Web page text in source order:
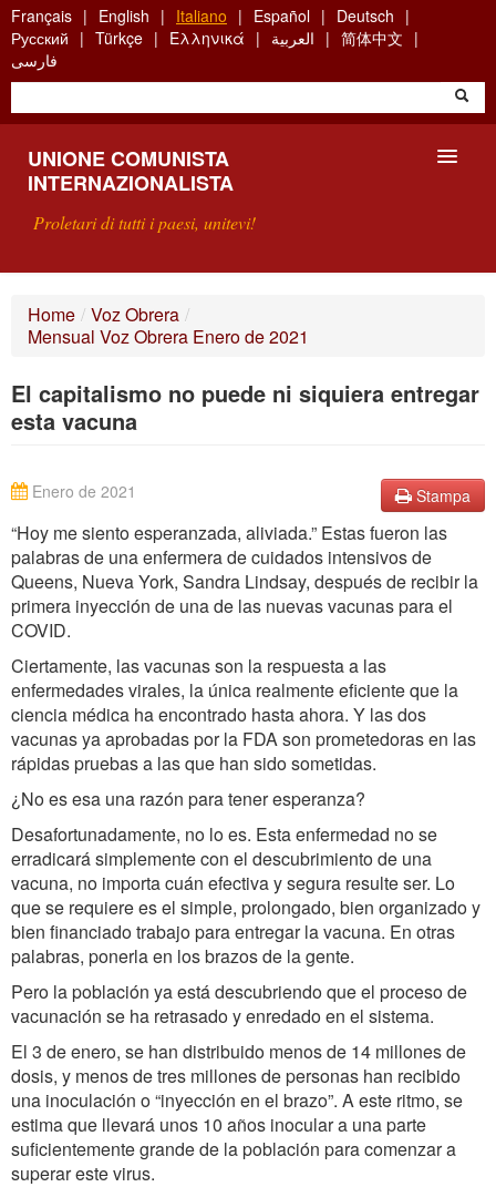
Skip
to
main
content
Français English Italiano Español
Deutsch
Русский
Türkçe Ελληνικά العربية
简体中文
فارسی
UNIONE COMUNISTA
INTERNAZIONALISTA
Proletari di tutti i paesi, unitevi!
COS'È L'UCI ?
RICERCA
Home / Voz Obrera /
Mensual Voz Obrera Enero de 2021
El capitalismo no puede ni siquiera entregar
esta vacuna
Stampa
Enero de 2021
“Hoy me siento esperanzada, aliviada.” Estas fueron las
palabras de una enfermera de cuidados intensivos de
Queens, Nueva York, Sandra Lindsay, después de recibir la
primera inyección de una de las nuevas vacunas para el
COVID.
Ciertamente, las vacunas son la respuesta a las
enfermedades virales, la única realmente eficiente que la
ciencia médica ha encontrado hasta ahora. Y las dos
vacunas ya aprobadas por la FDA son prometedoras en las
rápidas pruebas a las que han sido sometidas.
¿No es esa una razón para tener esperanza?
Desafortunadamente, no lo es. Esta enfermedad no se
erradicará simplemente con el descubrimiento de una
vacuna, no importa cuán efectiva y segura resulte ser. Lo
que se requiere es el simple, prolongado, bien organizado y
bien financiado trabajo para entregar la vacuna. En otras
palabras, ponerla en los brazos de la gente.
Pero la población ya está descubriendo que el proceso de
vacunación se ha retrasado y enredado en el sistema.
El 3 de enero, se han distribuido menos de 14 millones de
dosis, y menos de tres millones de personas han recibido
una inoculación o “inyección en el brazo”. A este ritmo, se
estima que llevará unos 10 años inocular a una parte
suficientemente grande de la población para comenzar a
superar este virus.